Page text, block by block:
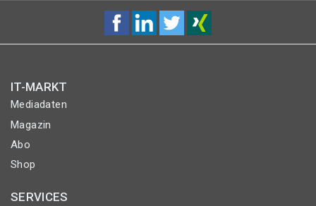
IT-MARKT
Mediadaten
Magazin
Abo
Shop
SERVICES